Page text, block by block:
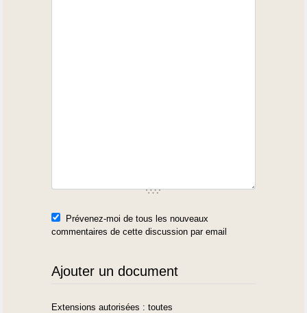
Prévenez-moi de tous les nouveaux
commentaires de cette discussion par email
Ajouter un document
Extensions autorisées : toutes